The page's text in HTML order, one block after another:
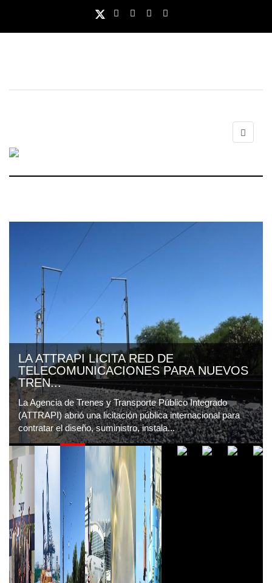
LA ATTRAPI LICITA RED DE
TELECOMUNICACIONES PARA NUEVOS
TREN...
La Agencia de Trenes y Transporte Público Integrado
(ATTRAPI) abrió una licitación pública internacional para
contratar el diseño, suministro, instala...